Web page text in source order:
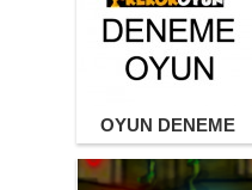
OYUN DENEME